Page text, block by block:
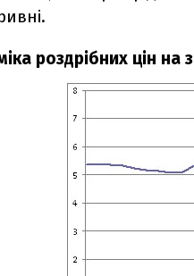
роздрібних цін на